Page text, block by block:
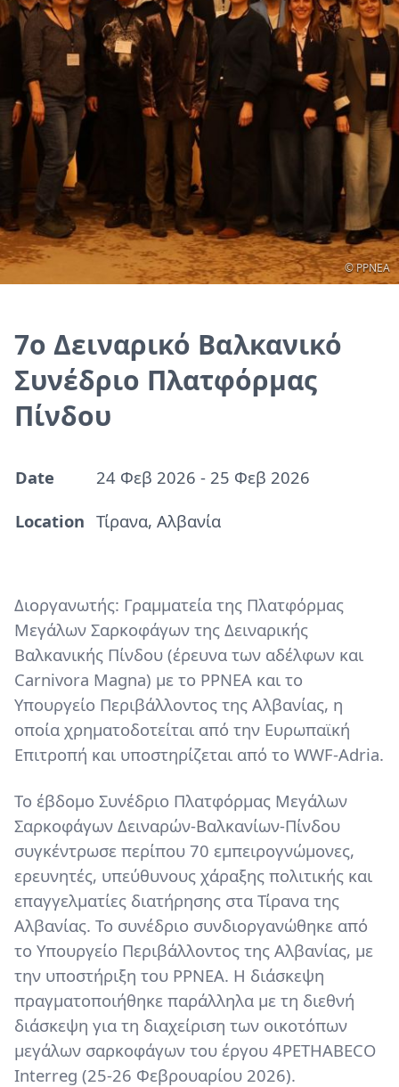
Copyright
© PPNEA
7ο Δειναρικό Βαλκανικό
Συνέδριο Πλατφόρμας
Πίνδου
Date 24 Φεβ 2026 - 25 Φεβ 2026
Location Τίρανα, Αλβανία
Paragraphs
Content
Διοργανωτής: Γραμματεία της Πλατφόρμας
Μεγάλων Σαρκοφάγων της Δειναρικής
Βαλκανικής Πίνδου (έρευνα των αδέλφων και
Carnivora Magna) με το PPNEA και το
Υπουργείο Περιβάλλοντος της Αλβανίας, η
οποία χρηματοδοτείται από την Ευρωπαϊκή
Επιτροπή και υποστηρίζεται από το WWF-Adria.
Το έβδομο Συνέδριο Πλατφόρμας Μεγάλων
Σαρκοφάγων Δειναρών-Βαλκανίων-Πίνδου
συγκέντρωσε περίπου 70 εμπειρογνώμονες,
ερευνητές, υπεύθυνους χάραξης πολιτικής και
επαγγελματίες διατήρησης στα Τίρανα της
Αλβανίας. Το συνέδριο συνδιοργανώθηκε από
το Υπουργείο Περιβάλλοντος της Αλβανίας, με
την υποστήριξη του PPNEA. Η διάσκεψη
πραγματοποιήθηκε παράλληλα με τη διεθνή
διάσκεψη για τη διαχείριση των οικοτόπων
μεγάλων σαρκοφάγων του έργου 4PETHABECO
Interreg (25-26 Φεβρουαρίου 2026).